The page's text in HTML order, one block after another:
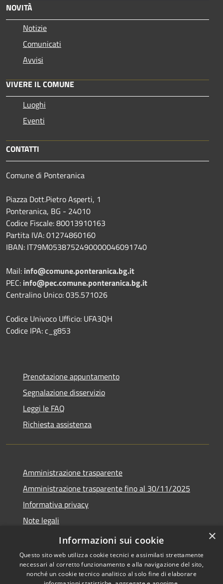
NOVITÀ
Notizie
Comunicati
Avvisi
VIVERE IL COMUNE
Luoghi
Eventi
CONTATTI
Comune di Ponteranica
Piazza Dott.Pietro Asperti, 1
Ponteranica, BG - 24010
Codice Fiscale: 80013910163
Partita IVA: 01274860160
IBAN: IT79M0538752490000046091740
Mail: info@comune.ponteranica.bg.it
PEC: info@pec.comune.ponteranica.bg.it
Centralino Unico: 035.571026
Codice Univoco Ufficio: UFA3QH
Codice IPA: c_g853
Prenotazione appuntamento
Segnalazione disservizio
Leggi le FAQ
Richiesta assistenza
Amministrazione trasparente
Amministrazione trasparente fino al 30/11/2025
Informativa privacy
Note legali
Dichiarazione di accessibilità
×
Informazioni sui cookie
Questo sito web utilizza cookie tecnici e assimilati strettamente
necessari al corretto funzionamento e alla navigazione del sito,
nonché un cookie tecnico analitico al solo fine di elaborare